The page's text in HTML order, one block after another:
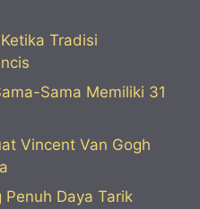
Tradisi
Sama Memiliki 31
Vincent Van Gogh
Daya Tarik